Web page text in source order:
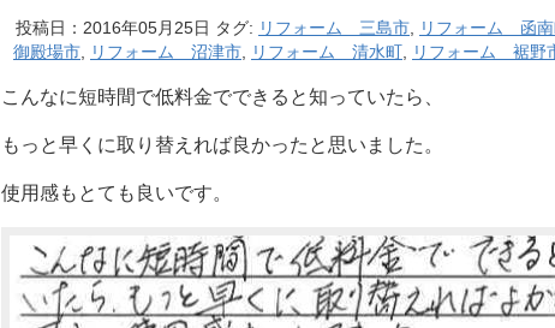
投稿日：2016年05月25日 タグ: リフォーム 三島市 リフォーム 函
御殿場市
リフォーム 沼津市 リフォーム 清水町 リフォーム 裾野
こんなに短時間で低料金でできると知っていたら、
もっと早くに取り替えれば良かったと思いました。
使用感もとても良いです。